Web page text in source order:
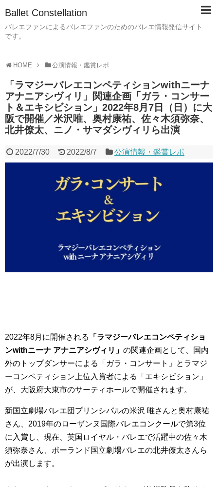
Ballet Constellation
バレエファンによるバレエファンのためのバレエ情報発信サイト
です。
HOME 公演情報・鑑賞レポ
「ラマジーバレエコンペティションwithニーナ
アナニアシヴィリ」関連企画「ガラ・コンサー
ト＆エキシビション」2022年8月7日（日）に大
阪で開催／米沢唯、奥村康祐、佐々木須弥奈、
北井僚太、ニノ・サマダシヴィリら出演
2022/7/30 2022/8/7 公演情報・鑑賞レポ
2022年8月に開催される
「ラマジーバレエコンペティショ
ンwithニーナ アナニアシヴィリ」 の関連企画として、国内
外のトップダンサーによる「ガラ・コンサート」とラマジ
ーコンペティション上位入賞者による「エキシビション」
が、大阪府大東市のサーティホールで開催されます。
新国立劇場バレエ団プリンシパルの米沢 唯さんと奥村康祐
さん、2019年のローザンヌ国際バレエコンクールで第3位
に入賞し、現在、英国ロイヤル・バレエで活躍中の佐々木
須弥奈さん、ポーランド国立劇場バレエの北井僚太さんら
が出演します。